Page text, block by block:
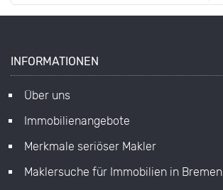
INFORMATIONEN
Über uns
Immobilienangebote
Merkmale seriöser Makler
Maklersuche für Immobilien in Bremen